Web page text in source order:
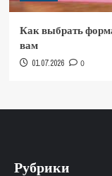
Как выбрать
вам
01.07.2026 0
Рубрики